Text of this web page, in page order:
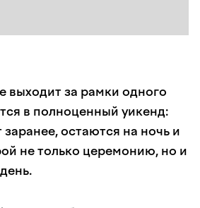
выходит за рамки одного
в полноценный уикенд:
остаются на ночь и
не только церемонию, но и